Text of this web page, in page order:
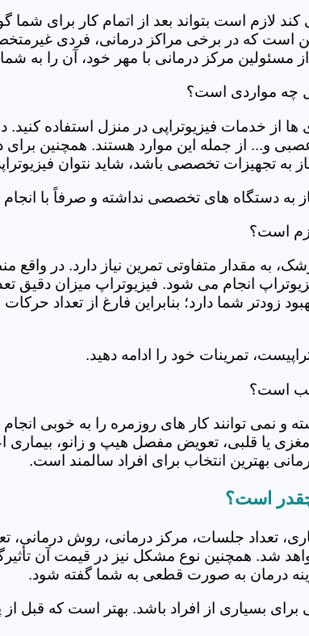
کند لازم است بتواند بعد از اتمام کار برای
است که در برخی مراکز درمانی، فردی
مسئولین مرکز درمانی با مهر خود، آن را به
چه مواردی است؟
از خدمات فیزیوتراپی در منزل استفاده
و... از جمله این موارد هستند. همچنین برای
به تجهیزات تخصصی باشد، شاید نتوان
به دستگاه های تخصصی نداشته و صرفاً با
است؟
به مقدار متفاوتی تمرین نیاز دارد. در
انجام می شود. فیزیوتراپ میزان دقیق
شما دارد؛ بنابراین فارغ از تعداد حرکات
تمرینات خود را ادامه دهید.
است؟
توانند کار های روزمره را به خوبی انجام
یا قلبی، تعویض مفصل هیپ و زانو،
بهترین انتخاب برای افراد سالمند است.
چقدر است؟
تعداد جلسات، مرکز درمانی، روش
شد. همچنین نوع مشکل نیز در قیمت آن
درمان به صورت قطعی به شما گفته شود.
برای بسیاری از افراد باشد. بهتر است که